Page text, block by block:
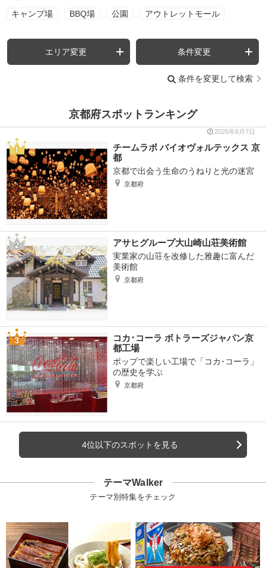
キャンプ場 BBQ場 公園 アウトレットモール
エリア変更 条件変更
条件を変更して検索
京都府スポットランキング
2026年8月7日
チームラボ バイオヴォルテックス 京
都
京都で出会う生命のうねりと光の迷宮
京都府
アサヒグループ大山崎山荘美術館
実業家の山荘を改修した雅趣に富んだ
美術館
京都府
コカ･コーラ ボトラーズジャパン京
都工場
ポップで楽しい工場で「コカ･コーラ」
の歴史を学ぶ
京都府
4位以下のスポットを見る
テーマWalker
テーマ別特集をチェック